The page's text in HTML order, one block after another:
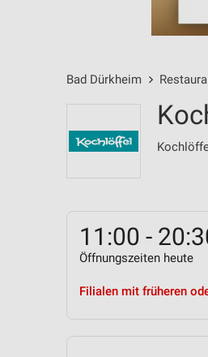
Bad Dürkheim
11:00 -
Öffnungszeiten heute
Filialen mit früheren